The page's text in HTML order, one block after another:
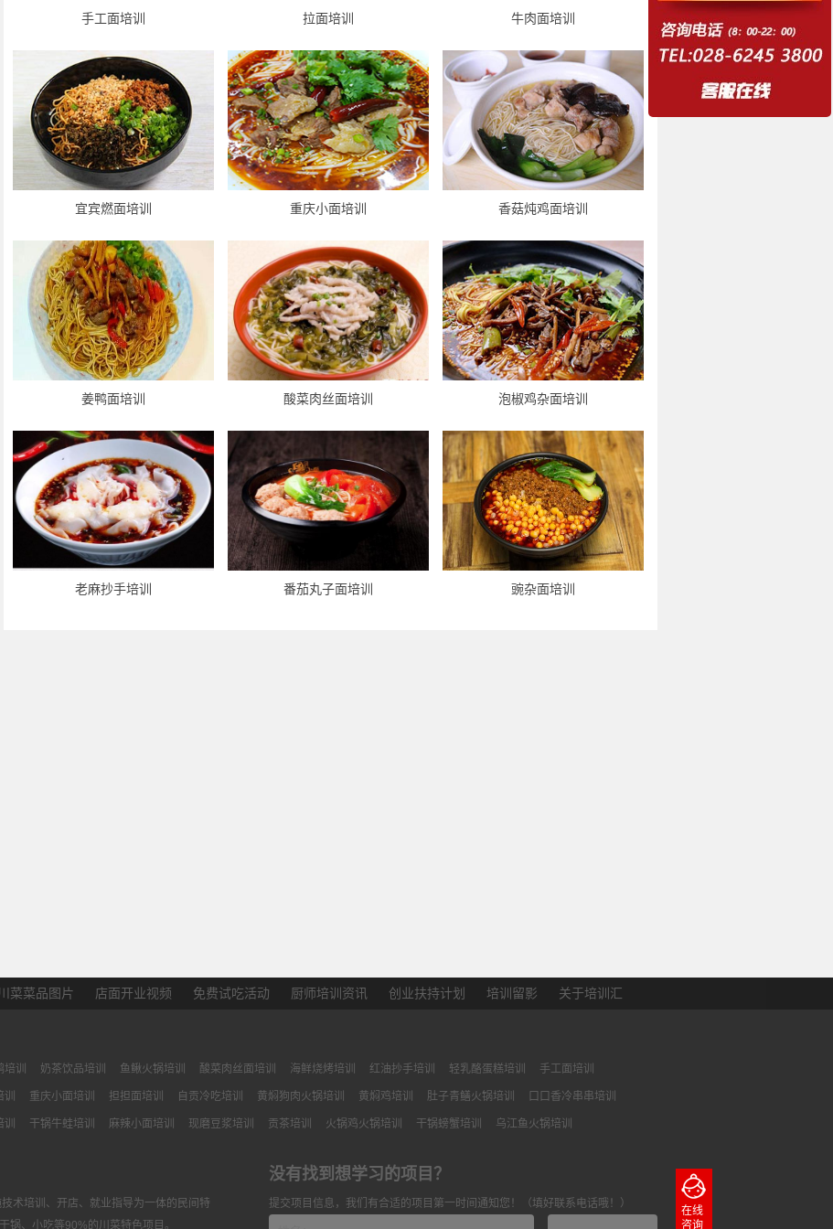
手工面培训 拉面培训 牛肉面培训
宜宾燃面培训 重庆小面培训 香菇炖鸡面培训
姜鸭面培训 酸菜肉丝面培训 泡椒鸡杂面培训
老麻抄手培训 番茄丸子面培训 豌杂面培训
菜菜品图片 店面开业视频 免费试吃活动 厨师培训资讯 创业扶持计划 培训留影 关于培训汇
训 奶茶饮品培训 鱼鳅火锅培训 酸菜肉丝面培训 海鲜烧烤培训 红油抄手培训 轻乳酪蛋糕培训 手工面培训
重庆小面培训 担担面培训 自贡冷吃培训 黄焖狗肉火锅培训 黄焖鸡培训 肚子青鳝火锅培训 口口香冷串串培训
干锅牛蛙培训 麻辣小面培训 现磨豆浆培训 贡茶培训 火锅鸡火锅培训 干锅螃蟹培训 乌江鱼火锅培训
术培训、开店、就业指导为一体的民间特
锅、小吃等90%的川菜特色项目。
没有找到想学习的项目？
提交项目信息，我们有合适的项目第一时间通知您！（填好联系电话哦！）
在线
咨询